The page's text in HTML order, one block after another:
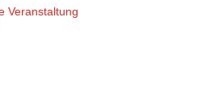
Veranstaltung